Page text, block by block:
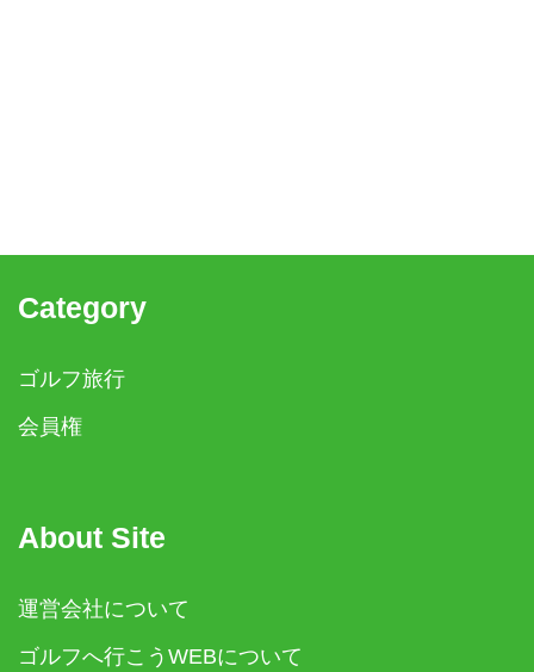
Category
ゴルフ旅行
会員権
About Site
運営会社について
ゴルフへ行こうWEBについて